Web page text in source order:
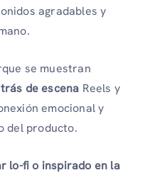
agradables y
se muestran
de escena Reels y
emocional y
del producto.
lo-fi o inspirado en la